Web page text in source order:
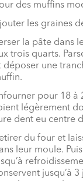
des muffins
les graines
la pâte dans
trois quarts.
déposer une
pour 18 à
légèrement
dent eu centre
du four et
leur moule.
jusqu’à